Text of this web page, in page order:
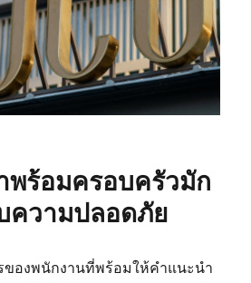
พร้อมครอบครัวมัก
ความปลอดภัย
ของพนักงานที่พร้อมให้คำแนะนำ